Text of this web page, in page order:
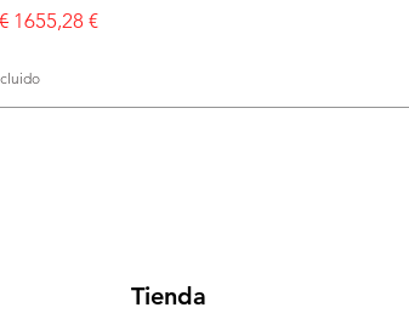
Precio de oferta
1655,28 €
Tienda